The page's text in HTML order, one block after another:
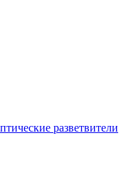
разветвители